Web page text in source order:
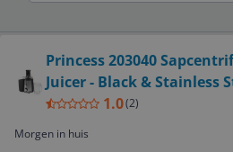
Princess 203040
Juicer - Black & Stainless
1.0(2)
Morgen in huis
Service
Algemeen